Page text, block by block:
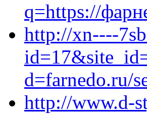
q=https://
http://xn----
d=farnedo.ru/
http://www.d-